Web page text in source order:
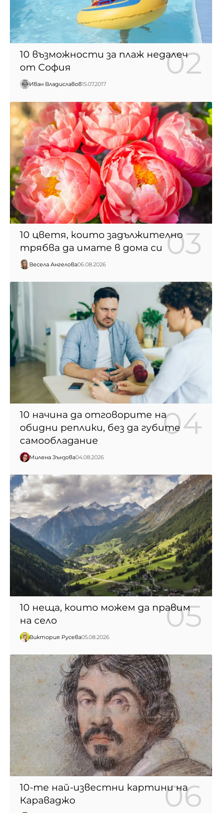
10 възможности за плаж недалеч
от София
Иван Владиславов15.07.2017
10 цветя, които задължително
трябва да имате в дома си
Весела Ангелова06.08.2026
10 начина да отговорите на
обидни реплики, без да губите
самообладание
Милена Зънзова04.08.2026
10 неща, които можем да правим
на село
Виктория Русева05.08.2026
10-те най-известни картини на
Караваджо